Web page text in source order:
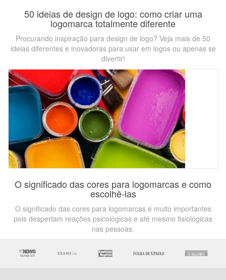
50 ideias de design de logo: como criar uma
logomarca totalmente diferente
Procurando inspiração para design de logo? Veja mais de 50
ideias diferentes e inovadoras para usar em logos ou apenas se
divertir!
O significado das cores para logomarcas e como
escolhê-las
O significado das cores para logomarcas é muito importantes
pois despertam reações psicológicas e até mesmo fisiológicas
nas pessoas.